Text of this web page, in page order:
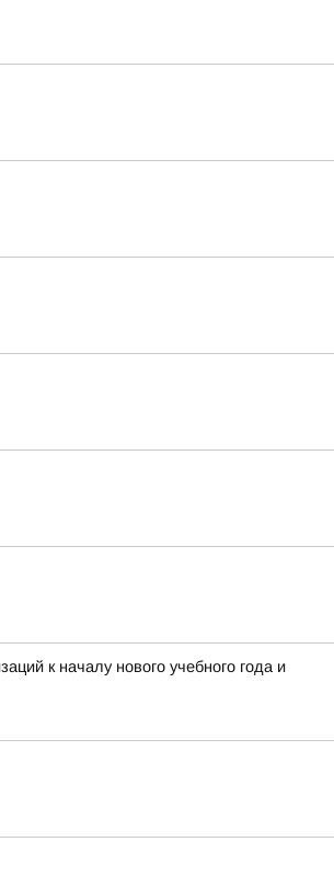
к началу нового учебного года и